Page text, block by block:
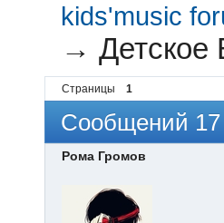
kids'music
→Детское
Страницы 1
Сообщений 17
Рома Громов